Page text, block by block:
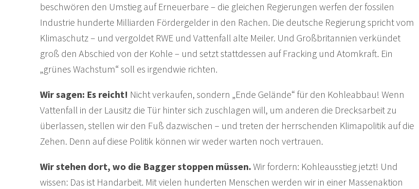
beschwören den Umstieg auf Erneuerbare – die gleichen Regierungen werfen der fossilen
Industrie hunderte Milliarden Fördergelder in den Rachen. Die deutsche Regierung spricht vom
Klimaschutz – und vergoldet RWE und Vattenfall alte Meiler. Und Großbritannien verkündet
groß den Abschied von der Kohle – und setzt stattdessen auf Fracking und Atomkraft. Ein
„grünes Wachstum“ soll es irgendwie richten.
Wir sagen: Es reicht! Nicht verkaufen, sondern „Ende Gelände“ für den Kohleabbau! Wenn
Vattenfall in der Lausitz die Tür hinter sich zuschlagen will, um anderen die Drecksarbeit zu
überlassen, stellen wir den Fuß dazwischen – und treten der herrschenden Klimapolitik auf die
Zehen. Denn auf diese Politik können wir weder warten noch vertrauen.
Wir stehen dort, wo die Bagger stoppen müssen. Wir fordern: Kohleausstieg jetzt! Und
wissen: Das ist Handarbeit. Mit vielen hunderten Menschen werden wir in einer Massenaktion